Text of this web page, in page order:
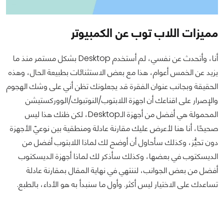
مميزات اللاب توب عن الكمبيوتر
أنا، وأتحدث عن نفسي، لم أستخدم Desktop بشكل مستمر منذ ما
يزيد عن الخمس أعوام، هذا مع بعض الاستثنائات بطبيعة الحال، وهذه
الحقيقة وبجانب عنوان الفقرة قد يجعلونك تظن أني على وشك الهجوم
والإصرار على اقناعك أن اجهزة اللابتوب/النوتبوك/الووركستيشن
المحمولة هي أفضل من أجهزة الـDesktop، لكن ظنك هذا ليس
صحيحًا، أنا هنا لأعرض عليك مقارنة عادلة ومنطقية بين نوعيّ الأجهزة
دون تحيُّز، وكذلك سأحاول أن أوضح لك لماذا اللابتوب أفضل من
الديسكتوب في بعضها، وكذلك سأذكر لك لماذا أجهزة الديسكتوب
أفضل من بعض الجوانب، لننتهي في نهاية المقال بمقارنة عادلة
تساعدك على الاختيار ليس أكثر. وأول ما سنبدأ به هو الأداء، بالطبع.